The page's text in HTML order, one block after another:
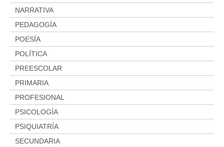
NARRATIVA
PEDAGOGÍA
POESÍA
POLÍTICA
PREESCOLAR
PRIMARIA
PROFESIONAL
PSICOLOGÍA
PSIQUIATRÍA
SECUNDARIA